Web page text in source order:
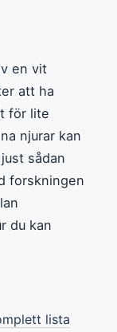
en vit
att ha
för lite
njurar kan
sådan
forskningen
du kan
lista